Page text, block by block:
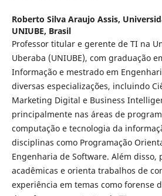
Roberto Silva Araujo Assis,
UNIUBE, Brasil
Professor titular e gerente de TI na
Uberaba (UNIUBE), com graduação
Informação e mestrado em
diversas especializações, incluindo
Marketing Digital e Business
principalmente nas áreas de
computação e tecnologia da
disciplinas como Programação
Engenharia de Software. Além disso,
acadêmicas e orienta trabalhos de
experiência em temas como forense